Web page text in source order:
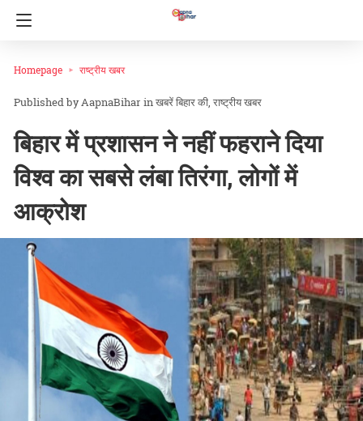
Homepage राष्ट्रीय खबर
AapnaBihar inखबरें बिहार की राष्ट्रीय खबर
बिहार में प्रशासन ने नहीं फहराने दिया
विश्व का सबसे लंबा तिरंगा, लोगों में
आक्रोश